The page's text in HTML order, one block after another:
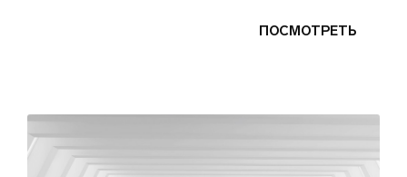
ПОСМОТРЕТЬ